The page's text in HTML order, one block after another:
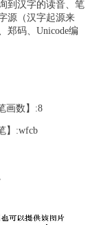
到汉字的读音、笔
源（汉字起源来
郑码、Unicode编
画数】:8
】:wfcb